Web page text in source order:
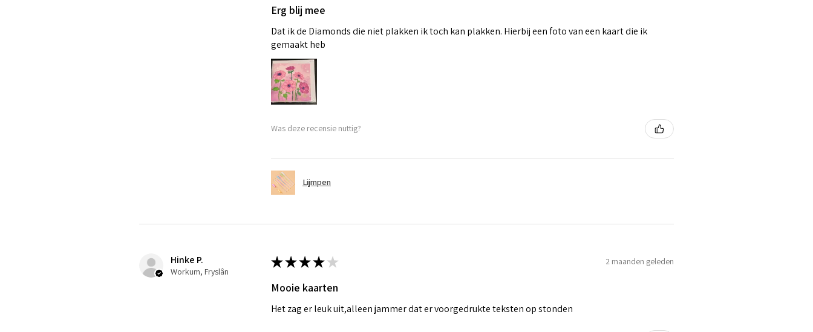
Erg blij mee
Dat ik de Diamonds die niet plakken ik toch kan plakken. Hierbij een foto van een kaart die ik
gemaakt heb
Was deze recensie nuttig?
Lijmpen
Hinke P.
Workum, Fryslân
★★★★ ★ 2 maanden geleden
Mooie kaarten
Het zag er leuk uit,alleen jammer dat er voorgedrukte teksten op stonden